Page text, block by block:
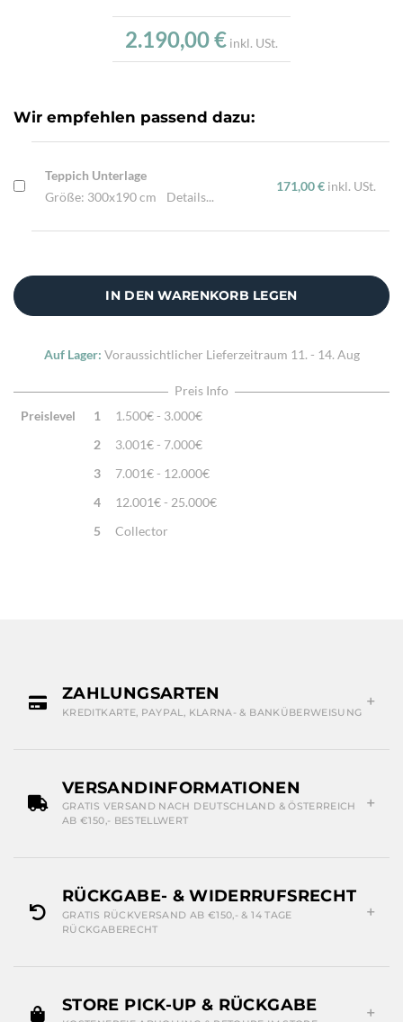
Schafwolle
Neu
Verarbeitung:
2.190,00 € inkl. USt.
Wir empfehlen passend dazu:
Teppich Unterlage
Größe: 300x190 cm
Details...
171,00 € inkl. USt.
IN DEN WARENKORB LEGEN
Auf Lager: Voraussichtlicher Lieferzeitraum 11. - 14. Aug
Preis Info
Preislevel
1
1.500€ - 3.000€
2
3.001€ - 7.000€
3
7.001€ - 12.000€
4
12.001€ - 25.000€
5
Collector
ZAHLUNGSARTEN
KREDITKARTE, PAYPAL, KLARNA- & BANKÜBERWEISUNG
VERSANDINFORMATIONEN
GRATIS VERSAND NACH DEUTSCHLAND & ÖSTERREICH
AB €150,- BESTELLWERT
RÜCKGABE- & WIDERRUFSRECHT
GRATIS RÜCKVERSAND AB €150,- & 14 TAGE
RÜCKGABERECHT
STORE PICK-UP & RÜCKGABE